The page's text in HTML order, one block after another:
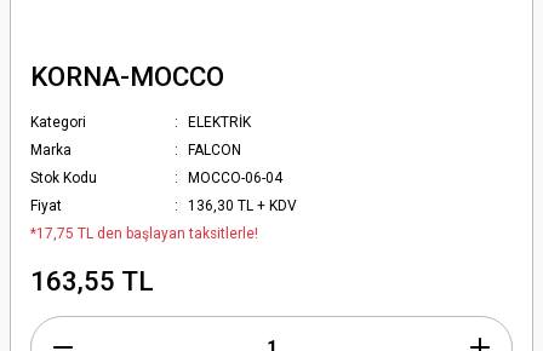
KORNA-MOCCO
Kategori
ELEKTRİK
Marka
FALCON
Stok Kodu
MOCCO-06-04
Fiyat
136,30 TL + KDV
*17,75 TL den başlayan taksitlerle!
163,55 TL